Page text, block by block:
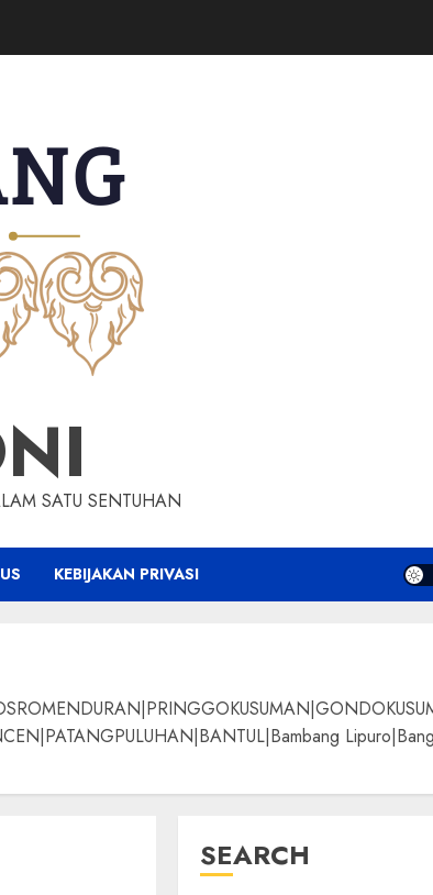
SATU SENTUHAN
KEBIJAKAN PRIVASI
SEARCH